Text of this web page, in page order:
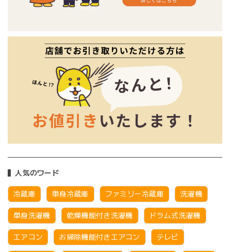
人気のワード
冷蔵庫 単身冷蔵庫 ファミリー冷蔵庫 洗濯機
単身洗濯機 乾燥機能付き洗濯機 ドラム式洗濯機
エアコン お掃除機能付きエアコン テレビ